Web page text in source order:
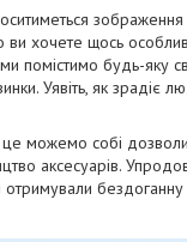
ви хочете щось
помістимо будь-яку
Уявіть, як зрадіє
це можемо собі
аксесуарів.
отримували